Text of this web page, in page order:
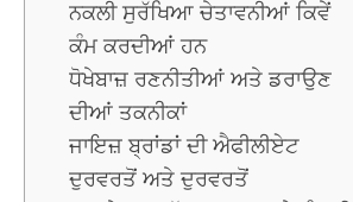
ਨਕਲੀ ਸੁਰੱਖਿਆ ਚੇਤਾਵਨੀਆਂ ਕਿਵੇਂ
ਕੰਮ ਕਰਦੀਆਂ ਹਨ
ਧੋਖੇਬਾਜ਼ ਰਣਨੀਤੀਆਂ ਅਤੇ ਡਰਾਉਣ
ਦੀਆਂ ਤਕਨੀਕਾਂ
ਜਾਇਜ਼ ਬ੍ਰਾਂਡਾਂ ਦੀ ਐਫੀਲੀਏਟ
ਦੁਰਵਰਤੋਂ ਅਤੇ ਦੁਰਵਰਤੋਂ